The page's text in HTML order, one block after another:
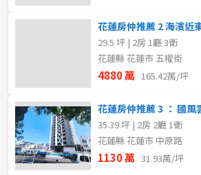
花蓮房仲推薦 2 海濱近
29.5 坪 | 2房 1廳 3衛
花蓮縣 花蓮市 五權街
4880 萬 165.42萬/坪
35.39 坪 | 2房 2廳 1衛
花蓮縣 花蓮市 中原路
1130 萬 31.93萬/坪